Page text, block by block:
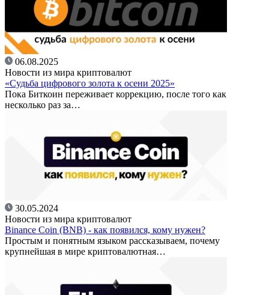
06.08.2025
Новости из мира криптовалют
«Судьба цифрового золота к осени 2025»
Пока Биткоин переживает коррекцию, после того как
несколько раз за…
30.05.2024
Новости из мира криптовалют
Binance Coin (BNB) - как появился, кому нужен?
Простым и понятным языком рассказываем, почему
крупнейшая в мире криптовалютная…